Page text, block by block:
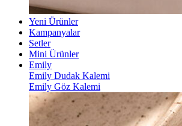
Yeni Ürünler
Kampanyalar
Setler
Mini Ürünler
Emily
Emily Dudak Kalemi
Emily Göz Kalemi